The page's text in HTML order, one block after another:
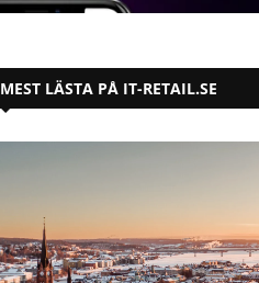
MEST LÄSTA PÅ IT-RETAIL.SE